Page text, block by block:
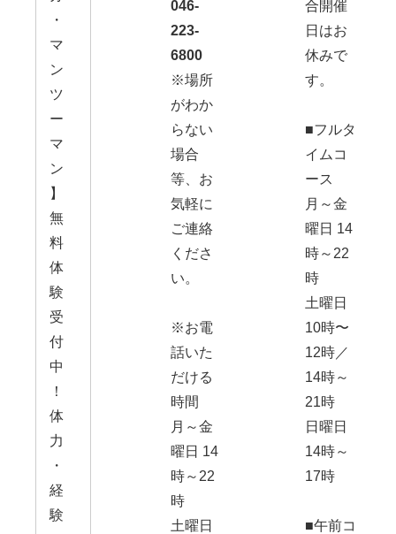
・
マ
ン
ツ
ー
マ
ン
】
無
料
体
験
受
付
中
！
体
力
・
経
験
046-
223-
6800
※場所
がわか
らない
場合
等、お
気軽に
ご連絡
くださ
い。
※お電
話いた
だける
時間
月～金
曜日 14
時～22
時
土曜日
合開催
日はお
休みで
す。
■フルタ
イムコ
ース
月～金
曜日 14
時～22
時
土曜日
10時〜
12時／
14時～
21時
日曜日
14時～
17時
■午前コ